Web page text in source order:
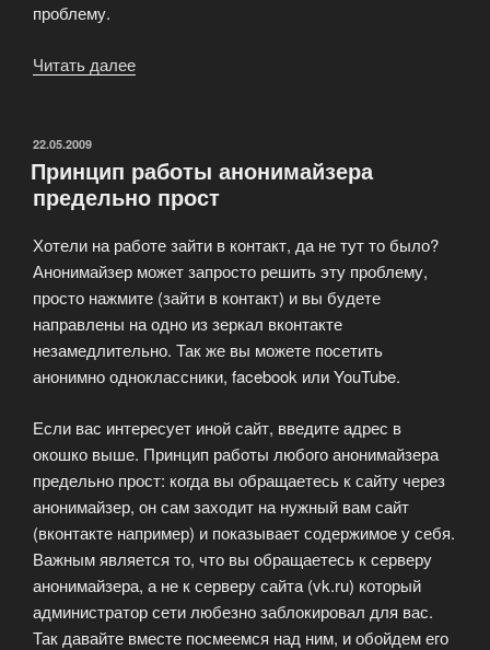
проблему.
Читать далее
и
сайтов»
ОПУБЛИКОВАНО
22.05.2009
Принцип работы анонимайзера
предельно прост
Хотели на работе зайти в контакт, да не тут то было?
Анонимайзер может запросто решить эту проблему,
просто нажмите (зайти в контакт) и вы будете
направлены на одно из зеркал вконтакте
незамедлительно. Так же вы можете посетить
анонимно одноклассники, facebook или YouTube.
Если вас интересует иной сайт, введите адрес в
окошко выше. Принцип работы любого анонимайзера
предельно прост: когда вы обращаетесь к сайту через
анонимайзер, он сам заходит на нужный вам сайт
(вконтакте например) и показывает содержимое у себя.
Важным является то, что вы обращаетесь к серверу
анонимайзера, а не к серверу сайта (vk.ru) который
администратор сети любезно заблокировал для вас.
Так давайте вместе посмеемся над ним, и обойдем его